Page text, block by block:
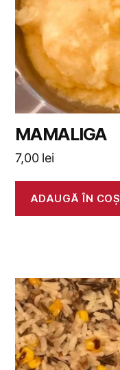
MAMALIGA
7,00 lei
ADAUGĂ ÎN COȘ